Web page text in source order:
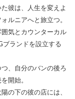
彼は、人生を変えよ
ルニアへと旅立つ。
気とカウンターカル
ブランドを設立する
、自分のバンの後ろ
開始。
の下の彼の店には、